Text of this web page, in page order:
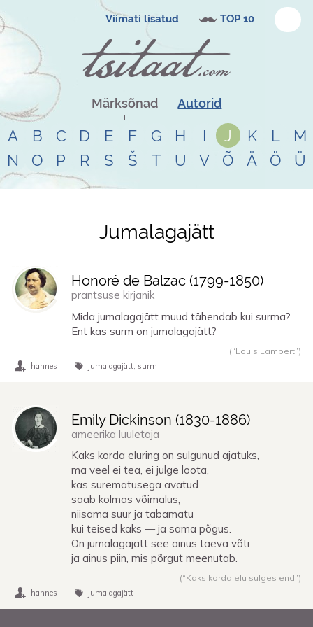
Viimati lisatud TOP 10
Märksõnad Autorid
A B C D E F G H I J K L
M
N
O P R S Š T U V Õ Ä Ö Ü
Tsitaadid teemaljumalagajätt
Jumalagajätt
Honoré de Balzac (1799-1850)
prantsuse kirjanik
Mida jumalagajätt muud tähendab kui surma?
Ent kas surm on jumalagajätt?
(“Louis Lambert”)
hannes jumalagajätt surm
Emily Dickinson (1830-1886)
ameerika luuletaja
Kaks korda eluring on sulgunud ajatuks,
ma veel ei tea, ei julge loota,
kas surematusega avatud
saab kolmas võimalus,
niisama suur ja tabamatu
kui teised kaks — ja sama põgus.
On jumalagajätt see ainus taeva võti
ja ainus piin, mis põrgut meenutab.
(“Kaks korda elu sulges end”)
hannes jumalagajätt